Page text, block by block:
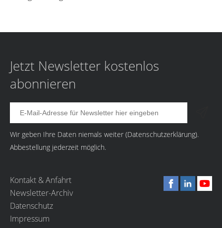
Jetzt Newsletter kostenlos
abonnieren
Wir geben Ihre Daten niemals weiter (Datenschutzerklärung).
Abbestellung jederzeit möglich.
Kontakt & Anfahrt
Newsletter-Archiv
Datenschutz
Impressum